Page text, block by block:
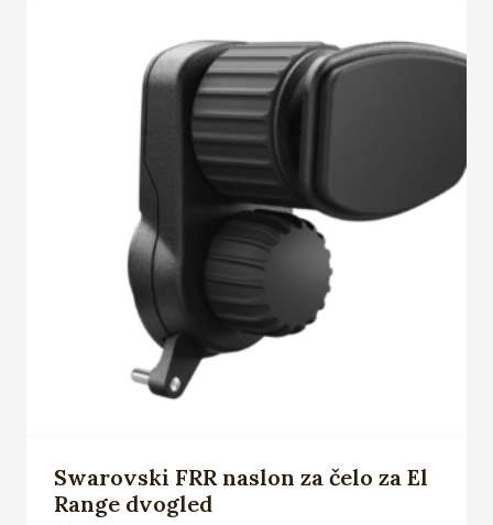
Swarovski FRR naslon za čelo za El
Range dvogled